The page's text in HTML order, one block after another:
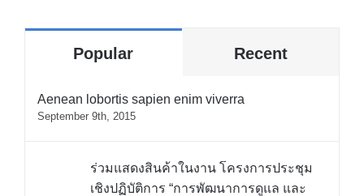
Popular Recent
Aenean lobortis sapien enim viverra
September 9th, 2015
ร่วมแสดงสินค้าในงาน โครงการประชุม
เชิงปฏิบัติการ “การพัฒนาการดูแล และ